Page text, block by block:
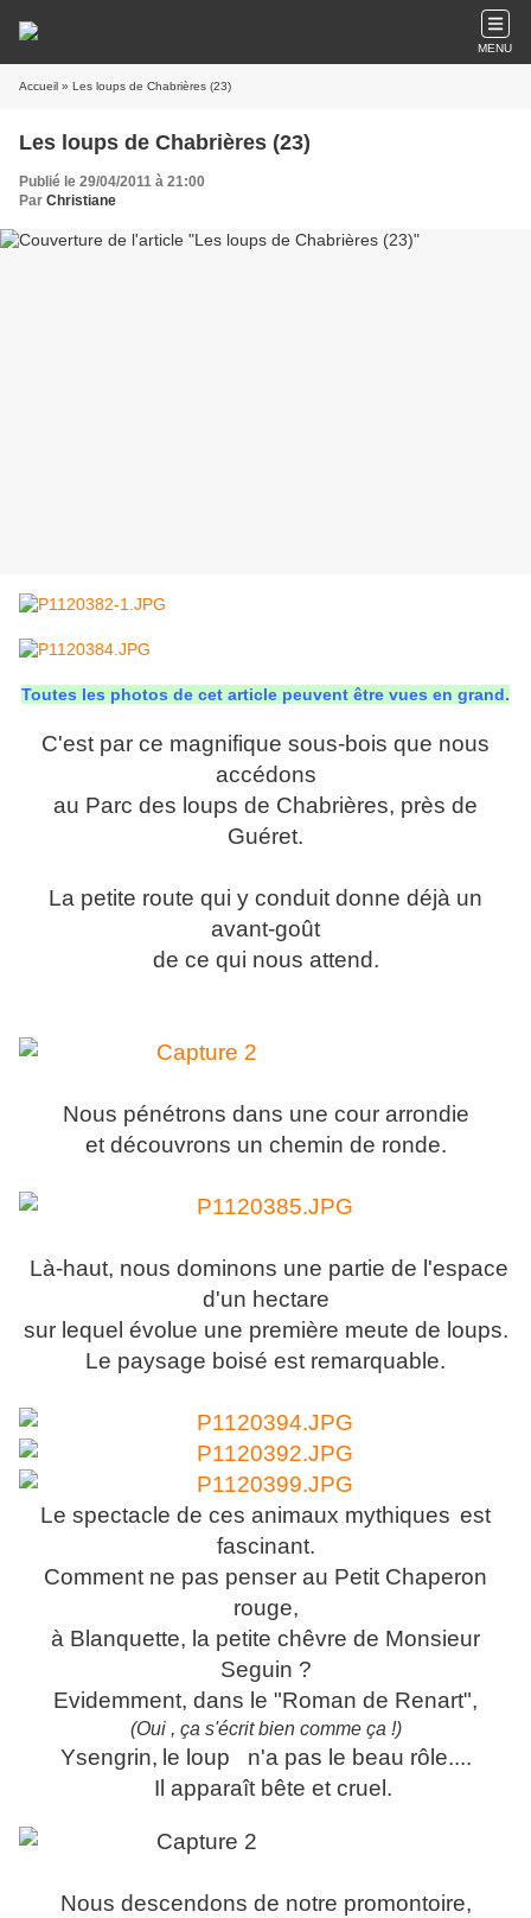
MENU
Accueil » Les loups de Chabrières (23)
Les loups de Chabrières (23)
Publié le 29/04/2011 à 21:00
Par Christiane
Toutes les photos de cet article peuvent être vues en grand.
C'est par ce magnifique sous-bois que nous
accédons
au Parc des loups de Chabrières, près de
Guéret.
La petite route qui y conduit donne déjà un
avant-goût
de ce qui nous attend.
Nous pénétrons dans une cour arrondie
et découvrons un chemin de ronde.
Là-haut, nous dominons une partie de l'espace
d'un hectare
sur lequel évolue une première meute de loups.
Le paysage boisé est remarquable.
Le spectacle de ces animaux mythiques est
fascinant.
Comment ne pas penser au Petit Chaperon
rouge,
à Blanquette, la petite chêvre de Monsieur
Seguin ?
Evidemment, dans le "Roman de Renart",
(Oui , ça s'écrit bien comme ça !)
Ysengrin, le loup
n'a pas le beau rôle....
Il apparaît bête et cruel.
Nous descendons de notre promontoire,